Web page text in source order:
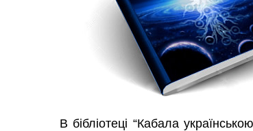
В бібліотеці “Кабала